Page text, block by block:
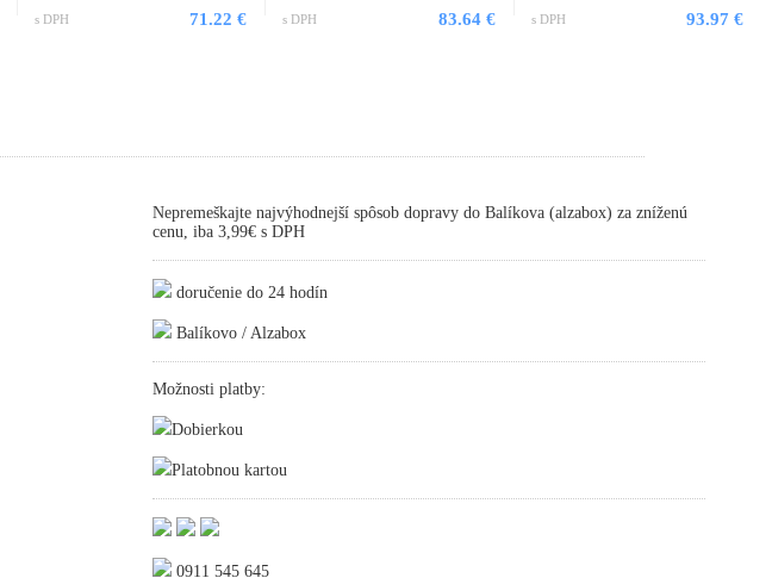
s DPH 71.22 € s DPH 83.64 € s DPH 93.97 €
Nepremeškajte najvýhodnejší spôsob dopravy do Balíkova (alzabox) za zníženú
cenu, iba 3,99€ s DPH
doručenie do 24 hodín
Balíkovo / Alzabox
Možnosti platby:
Dobierkou
Platobnou kartou
0911 545 645